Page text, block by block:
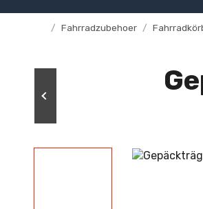
/ Fahrradzubehoer /